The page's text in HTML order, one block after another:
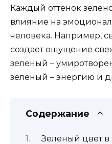
Каждый оттенок
влияние на
человека. Например,
создает ощущение
зеленый –
зеленый – энергию и
Содержание
Зеленый цвет